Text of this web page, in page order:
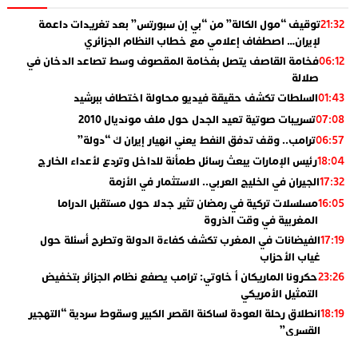
21:32توقيف “مول الكالة” من “بي إن سبورتس” بعد تغريدات داعمة
لإيران… اصطفاف إعلامي مع خطاب النظام الجزائري
06:12فخامة القاصف يتصل بفخامة المقصوف وسط تصاعد الدخان في
صلالة
01:43السلطات تكشف حقيقة فيديو محاولة اختطاف ببرشيد
07:08تسريبات صوتية تعيد الجدل حول ملف مونديال 2010
06:57ترامب.. وقف تدفق النفط يعني انهيار إيران ك “دولة”
18:04رئيس الإمارات يبعث رسائل طمأنة للداخل وتردع لأعداء الخارج
17:32الجيران في الخليج العربي.. الاستثمار في الأزمة
16:05مسلسلات تركية في رمضان تثير جدلا حول مستقبل الدراما
المغربية في وقت الذروة
17:19الفيضانات في المغرب تكشف كفاءة الدولة وتطرح أسئلة حول
غياب الأحزاب
23:26حكرونا الماريكان أ خاوتي: ترامب يصفع نظام الجزائر بتخفيض
التمثيل الأمريكي
18:19انطلاق رحلة العودة لساكنة القصر الكبير وسقوط سردية “التهجير
القسري”